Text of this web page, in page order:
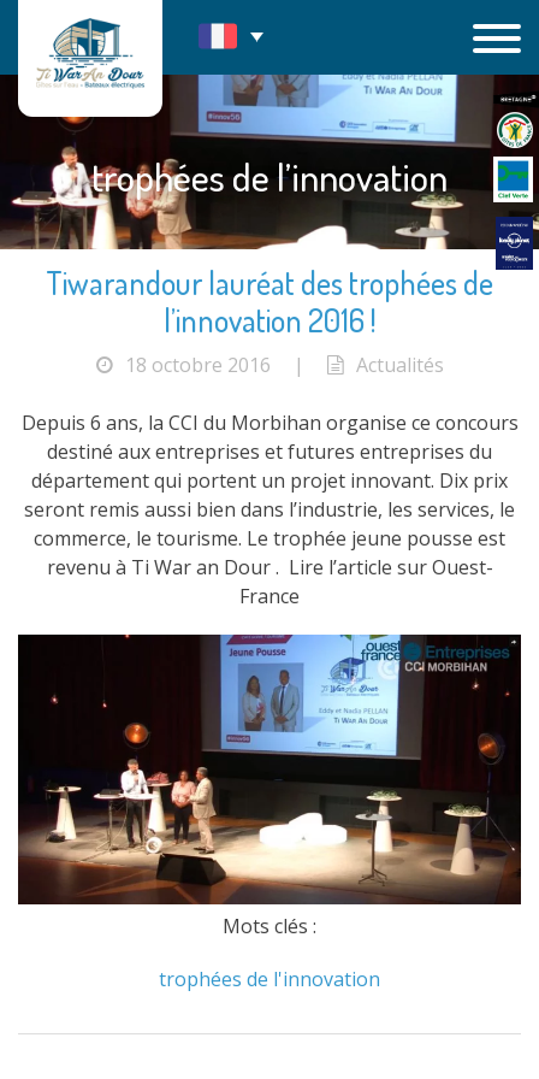
contenu
trophées de l’innovation
Tiwarandour lauréat des trophées de
l’innovation 2016 !
18 octobre 2016 | Actualités
Depuis 6 ans, la CCI du Morbihan organise ce concours
destiné aux entreprises et futures entreprises du
département qui portent un projet innovant. Dix prix
seront remis aussi bien dans l’industrie, les services, le
commerce, le tourisme. Le trophée jeune pousse est
revenu à Ti War an Dour . Lire l’article sur Ouest-
France
Mots clés :
trophées de l'innovation